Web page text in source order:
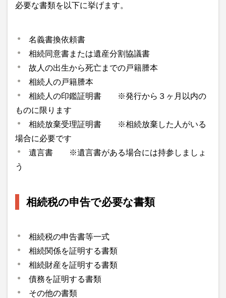
必要な書類を以下に挙げます。
名義書換依頼書
相続同意書または遺産分割協議書
故人の出生から死亡までの戸籍謄本
相続人の戸籍謄本
相続人の印鑑証明書 ※発行から３ヶ月以内の
ものに限ります
相続放棄受理証明書 ※相続放棄した人がいる
場合に必要です
遺言書 ※遺言書がある場合には持参しましょ
う
相続税の申告で必要な書類
相続税の申告書等一式
相続関係を証明する書類
相続財産を証明する書類
債務を証明する書類
その他の書類